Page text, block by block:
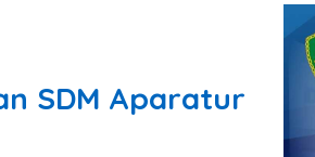
SDM Aparatur